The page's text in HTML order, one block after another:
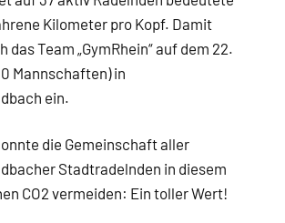
Kilometer pro Kopf. Damit
das Team „GymRhein“ auf dem 22.
Mannschaften) in
ein.
die Gemeinschaft aller
Stadtradelnden in diesem
CO2 vermeiden: Ein toller Wert!